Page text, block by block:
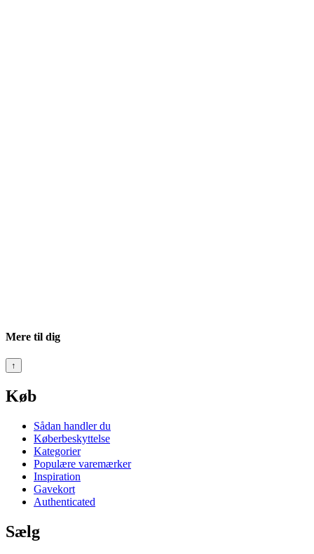
Mere til dig
↑
Køb
Sådan handler du
Køberbeskyttelse
Kategorier
Populære varemærker
Inspiration
Gavekort
Authenticated
Sælg